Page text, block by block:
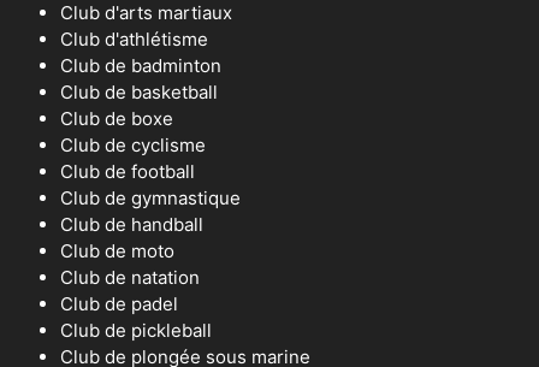
Club d'arts martiaux
Club d'athlétisme
Club de badminton
Club de basketball
Club de boxe
Club de cyclisme
Club de football
Club de gymnastique
Club de handball
Club de moto
Club de natation
Club de padel
Club de pickleball
Club de plongée sous marine